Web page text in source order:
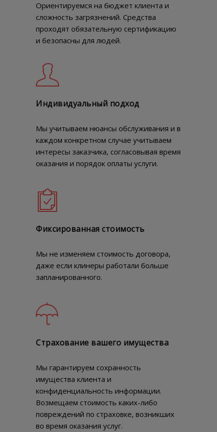
Ориентируемся на бюджет клиента и
сложность загрязнений. Средства
проходят обязательную сертификацию
и безопасны для людей.
Индивидуальный подход
Мы учитываем нюансы обслуживания и в
каждом конкретном случае учитываем
интересы заказчика, согласовывая время
оказания и порядок оплаты услуги.
Фиксированная стоимость
Мы не изменяем стоимость договора,
даже если клинеры работали больше
запланированного.
Страхование вашего имущества
Мы гарантируем сохранность
имущества клиента и
конфиденциальность информации.
Возмещаем стоимость каких-либо
повреждений по страховке, возникших
во время оказания услуг.